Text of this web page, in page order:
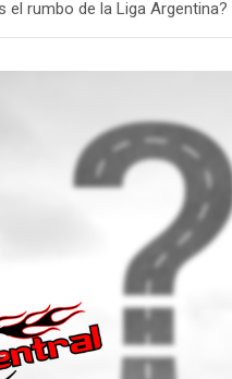
el rumbo de la Liga Argentina?